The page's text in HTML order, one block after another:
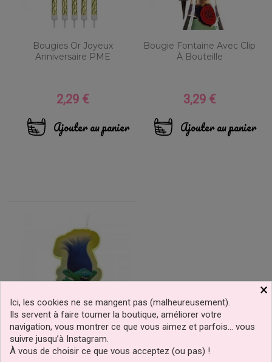
Bougies Or Joyeux
Anniversaire PME
Prix
2,29 €
Ajouter au panier
Bougie Fontaine Avec Clip
À Bouteille
Prix
3,29 €
Ajouter au panier
Bougie 2D De Branche
Des Trolls
×
Ici, les cookies ne se mangent pas (malheureusement).
Ils servent à faire tourner la boutique, améliorer votre
navigation, vous montrer ce que vous aimez et parfois… vous
suivre jusqu’à Instagram.
À vous de choisir ce que vous acceptez (ou pas) !